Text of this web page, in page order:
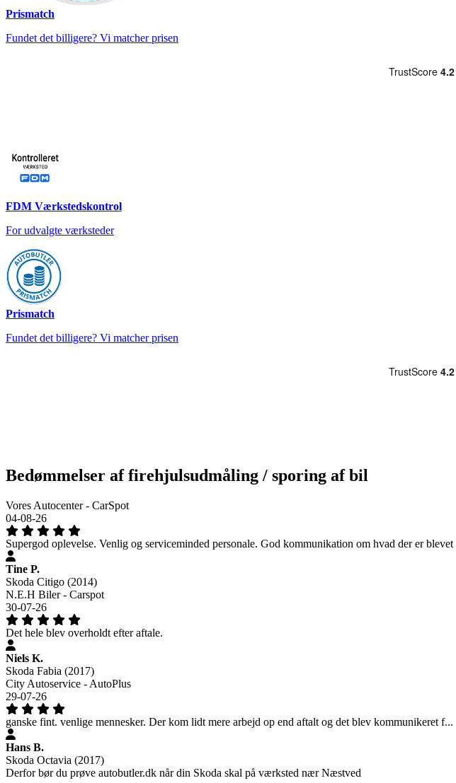
Prismatch
Fundet det billigere? Vi matcher prisen
FDM Værkstedskontrol
For udvalgte værksteder
Prismatch
Fundet det billigere? Vi matcher prisen
Bedømmelser af firehjulsudmåling / sporing af bil
Vores Autocenter - CarSpot
04-08-26
Supergod oplevelse. Venlig og serviceminded personale. God kommunikation om hvad der er blevet
Tine P.
Skoda Citigo (2014)
N.E.H Biler - Carspot
30-07-26
Det hele blev overholdt efter aftale.
Niels K.
Skoda Fabia (2017)
City Autoservice - AutoPlus
29-07-26
ganske fint. venlige mennesker. Der kom lidt mere arbejd op end aftalt og det blev kommunikeret f...
Hans B.
Skoda Octavia (2017)
Derfor bør du prøve autobutler.dk når din Skoda skal på værksted nær Næstved